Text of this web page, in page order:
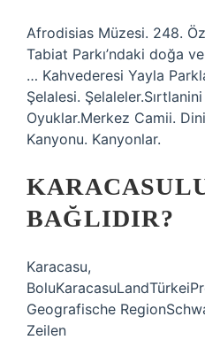
Afrodisias Müzesi. 248.
Tabiat Parkı’ndaki doğa
… Kahvederesi Yayla
Şelalesi.
Oyuklar.Merkez Camii.
Kanyonu. Kanyonlar.
BAĞLIDIR?
Karacasu,
Geografische
Zeilen